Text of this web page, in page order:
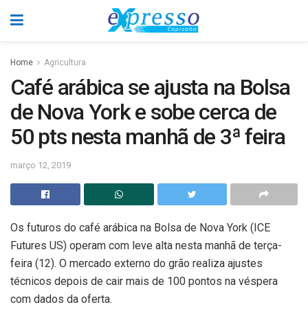
Home Agricultura
Café arábica se ajusta na Bolsa
de Nova York e sobe cerca de
50 pts nesta manhã de 3ª feira
março 12, 2019
Os futuros do café arábica na Bolsa de Nova York (ICE
Futures US) operam com leve alta nesta manhã de terça-
feira (12). O mercado externo do grão realiza ajustes
técnicos depois de cair mais de 100 pontos na véspera
com dados da oferta.